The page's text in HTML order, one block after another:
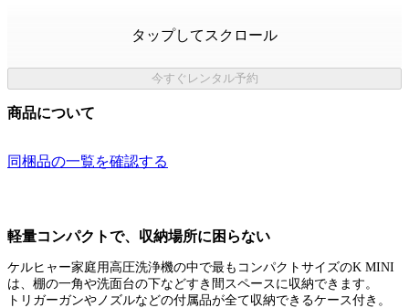
タップしてスクロール
今すぐレンタル予約
商品について
同梱品の一覧を確認する
軽量コンパクトで、収納場所に困らない
ケルヒャー家庭用高圧洗浄機の中で最もコンパクトサイズのK MINI
は、棚の一角や洗面台の下などすき間スペースに収納できます。
トリガーガンやノズルなどの付属品が全て収納できるケース付き。